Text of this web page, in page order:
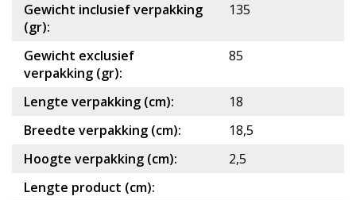
Gewicht inclusief verpakking
(gr):
135
Gewicht exclusief
verpakking (gr):
85
Lengte verpakking (cm):
18
Breedte verpakking (cm):
18,5
Hoogte verpakking (cm):
2,5
Lengte product (cm):